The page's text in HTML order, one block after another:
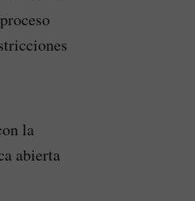
la
abierta